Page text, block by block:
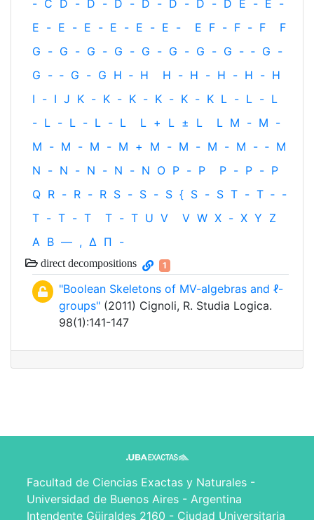
- C D - D - D - D - D - D - D E - E -
E - E - E - E - E - E - E F - F - F
F
G - G - G - G - G - G - G - G - ‐ G -
G - ‐ G - G H ‐ H H - H - H - H - H
I - I J K - K - K - K - K - K L - L - L
- L - L - L - L L + L ± L L M - M -
M - M - M - M + M - M - M - M - ‐ M
N - N - N - N - N O P - P P - P - P
Q R - R - R S - S - S { S - S T - T ‐ -
T - T - T T - T U V V W X - X Y Z
Α Β — , Δ Π -
direct decompositions 1
"Boolean Skeletons of MV-algebras and ℓ-
groups" (2011) Cignoli, R. Studia Logica.
98(1):141-147
Facultad de Ciencias Exactas y Naturales -
Universidad de Buenos Aires - Argentina
Intendente Güiraldes 2160 - Ciudad Universitaria